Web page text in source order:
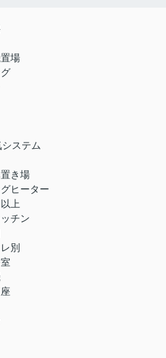
場
ステム
き場
ヒーター
上
チン
別